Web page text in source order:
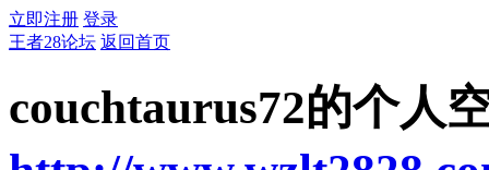
立即注册 登录
王者28论坛 返回首页
couchtaurus72的个人